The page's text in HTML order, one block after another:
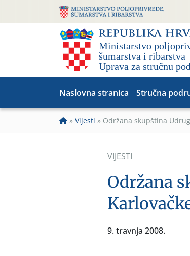
Naslovna stranica Stručna
» Vijesti » Održana skupština
VIJESTI
Održana
9. travnja 2008.